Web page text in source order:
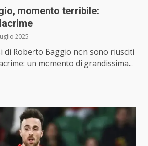
momento terribile:
2025
di Roberto Baggio non sono riusciti
un momento di grandissima...